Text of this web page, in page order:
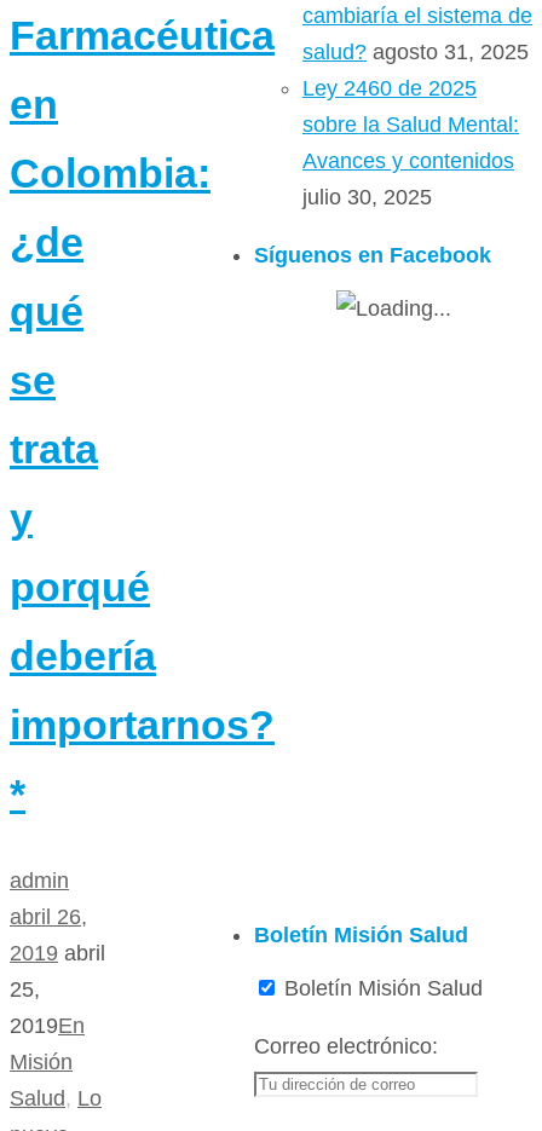
Farmacéutica
en
Colombia:
¿de
qué
se
trata
y
porqué
debería
importarnos?
*
admin
abril 26,
2019 abril
25,
2019En
Misión
Salud , Lo
cambiaría el sistema de
salud? agosto 31, 2025
Ley 2460 de 2025
sobre la Salud Mental:
Avances y contenidos
julio 30, 2025
Síguenos en Facebook
Boletín Misión Salud
Boletín Misión Salud
Correo electrónico: